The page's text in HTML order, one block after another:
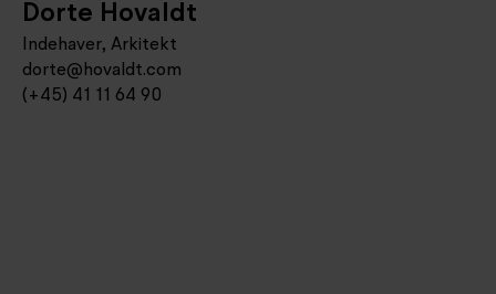
Dorte Hovaldt
Indehaver, Arkitekt
dorte@hovaldt.com
(+45) 41 11 64 90